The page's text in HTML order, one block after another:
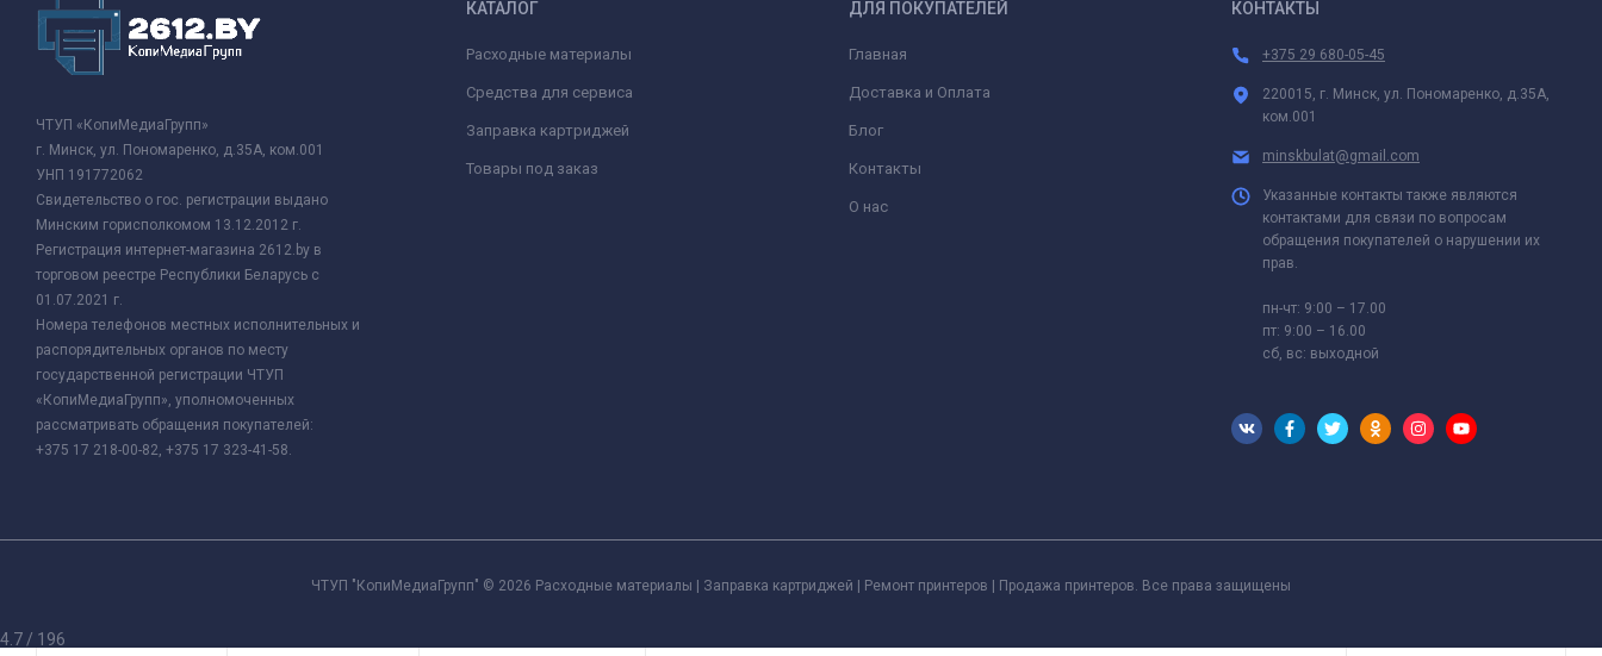
ЧТУП «КопиМедиаГрупп»
г. Минск, ул. Пономаренко, д.35А, ком.001
УНП 191772062
Свидетельство о гос. регистрации выдано
Минским горисполкомом 13.12.2012 г.
Регистрация интернет-магазина 2612.by в
торговом реестре Республики Беларусь с
01.07.2021 г.
Номера телефонов местных исполнительных и
распорядительных органов по месту
государственной регистрации ЧТУП
«КопиМедиаГрупп», уполномоченных
рассматривать обращения покупателей:
+375 17 218-00-82, +375 17 323-41-58.
КАТАЛОГ
Расходные материалы
Средства для сервиса
Заправка картриджей
Товары под заказ
ДЛЯ ПОКУПАТЕЛЕЙ
Главная
Доставка и Оплата
Блог
Контакты
О нас
КОНТАКТЫ
+375 29 680-05-45
220015, г. Минск, ул. Пономаренко, д.35А,
ком.001
minskbulat@gmail.com
Указанные контакты также являются
контактами для связи по вопросам
обращения покупателей о нарушении их
прав.
пн-чт: 9:00 – 17.00
пт: 9:00 – 16.00
сб, вс: выходной
ЧТУП "КопиМедиаГрупп" © 2026 Расходные материалы | Заправка картриджей | Ремонт принтеров | Продажа принтеров. Все права защищены
4.7 / 196